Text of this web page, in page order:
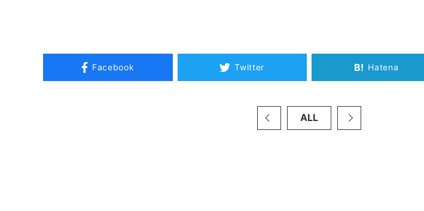
Facebook Twitter B! Hatena
ALL